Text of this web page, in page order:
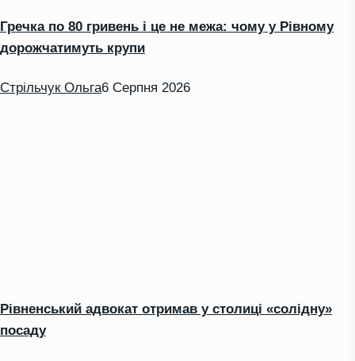
Гречка по 80 гривень і це не межа: чому у Рівному
дорожчатимуть крупи
Стрільчук Ольга6 Серпня 2026
Рівненський адвокат отримав у столиці «солідну»
посаду